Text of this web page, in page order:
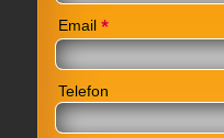
Email *
Telefon